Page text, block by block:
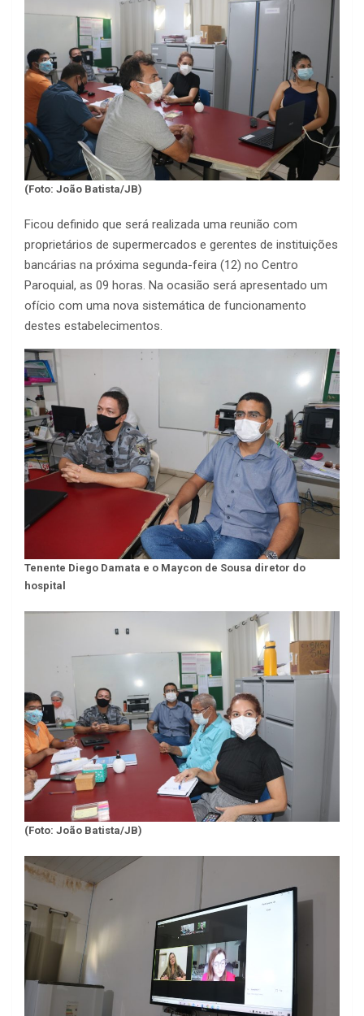
(Foto: João Batista/JB)
Ficou definido que será realizada uma reunião com
proprietários de supermercados e gerentes de instituições
bancárias na próxima segunda-feira (12) no Centro
Paroquial, as 09 horas. Na ocasião será apresentado um
ofício com uma nova sistemática de funcionamento
destes estabelecimentos.
Tenente Diego Damata e o Maycon de Sousa diretor do
hospital
(Foto: João Batista/JB)